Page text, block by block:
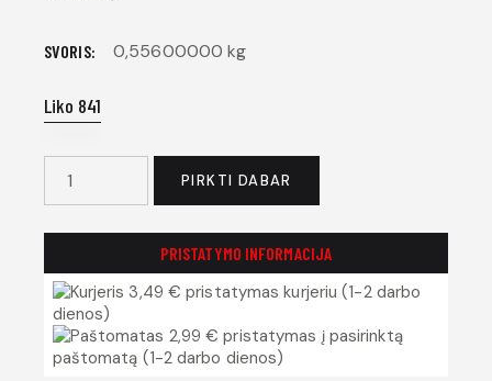
SVORIS 0,55600000 kg
Liko 841
PIRKTI DABAR
PRISTATYMO INFORMACIJA
3,49 € pristatymas kurjeriu (1-2 darbo
dienos)
2,99 € pristatymas į pasirinktą
paštomatą (1-2 darbo dienos)